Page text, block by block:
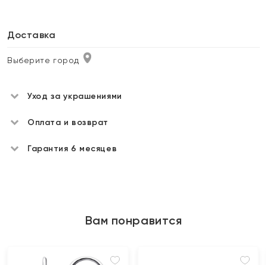
Доставка
Выберите город
Уход за украшениями
Оплата и возврат
Гарантия 6 месяцев
Вам понравится